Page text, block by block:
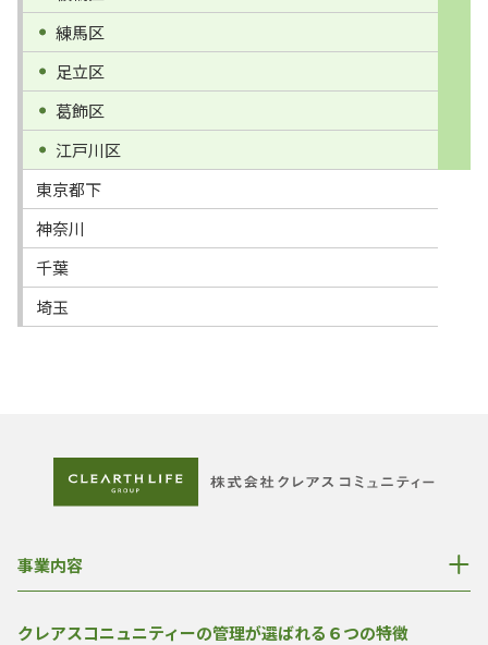
練馬区
足立区
葛飾区
江戸川区
東京都下
神奈川
千葉
埼玉
事業内容
クレアスコニュニティーの管理が選ばれる６つの特徴